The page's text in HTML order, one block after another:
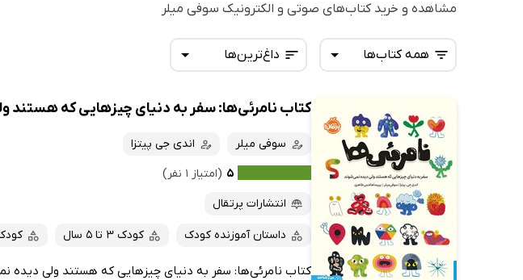
مشاهده و خرید کتاب‌های صوتی و الکترونیک سوفی میلر
داغ‌ترین‌ها
تازه‌ها
داغ‌ترین‌ها
پربحث‌ها
ارزان ترین‌ها
همه کتاب‌ها
همه کتاب‌ها
کتاب‌های صوتی
کتاب‌های متنی
کتاب نامرئی‌ها: سفر به دنیای چیزهایی که هستند
سوفی میلر
اندی جی پیتزا
۵ (امتیاز ۱ نفر)
انتشارات پرتقال
داستان آموزنده کودک کودک 3 تا 5 سال کودک 6 تا 8
کتاب نامرئی‌ها: سفر به دنیای چیزهایی که هستند ولی دیده